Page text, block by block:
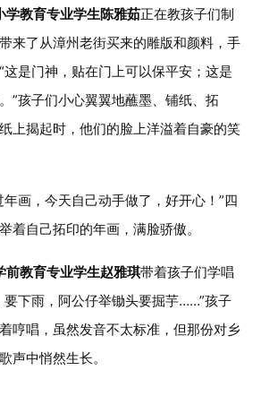
学教育专业学生陈雅茹正在教孩子们制
来了从漳州老街买来的雕版和颜料，手
是门神，贴在门上可以保平安；这是
”孩子们小心翼翼地蘸墨、铺纸、拓
上揭起时，他们的脸上洋溢着自豪的笑
画，今天自己动手做了，好开心！”四
着自己拓印的年画，满脸骄傲。
前教育专业学生赵雅琪带着孩子们学唱
要下雨，阿公仔举锄头要掘芋……”孩子
哼唱，虽然发音不太标准，但那份对乡
声中悄然生长。